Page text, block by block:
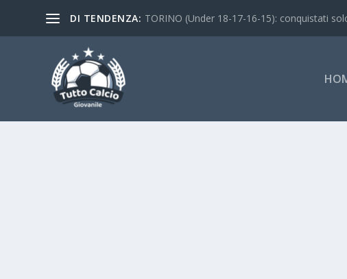
DI TENDENZA: TORINO (Under 18-17-16-15): conquistati